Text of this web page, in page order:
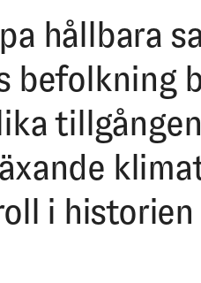
hållbara
befolkning
i